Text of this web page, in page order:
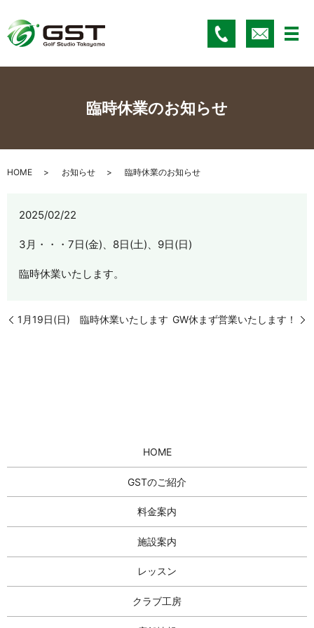
メ
臨時休業のお知らせ
HOME お知らせ 臨時休業のお知らせ
2025/02/22
3月・・・7日(金)、8日(土)、9日(日)
臨時休業いたします。
1月19日(日) 臨時休業いたします GW休まず営業いたします！
HOME
GSTのご紹介
料金案内
施設案内
レッスン
クラブ工房